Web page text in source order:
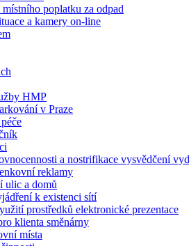
poplatku za odpad
a kamery on-line
HMP
v Praze
a nostrifikace vysvědčení
reklamy
ulic a domů
k existenci sítí
prostředků elektronické prezentace
klienta směnárny
místa